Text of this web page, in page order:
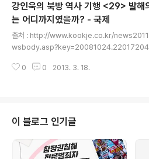
디지털뉴스부 inews@kookje.co.kr 2008-
0:21:14/ 본지 16면 연해주 북부 자볼로뜨노예
발굴된 고구려계통 석성. 사진 제공=O.V. 디야꼬
의 시베리아·극동을 통틀어서 인구 밀도가 제일
은 연해주이다. 하지만 대부분의 도시와 인구는
부에 집중되어 있다. 그 이유는 연해주의 한가..
강인욱의 북방 역사 기행 <29> 발해
는 어디까지였을까? - 국제
출처 : http://www.kookje.co.kr/
경계 해석 분분… 연해주 경내 기록에 없는 성터
08-10-23 20:41:16/ 본지 17면 이노켄티예프
서 바라본 우수리강. 발해 성지는 이 강을 따라서
확장됐다. 약 천 년 전에 극동의 한 부분을 차지하
멸망 이후 거의 잊혀진 나라가 되었다가 요즘 우
0 0 2013. 3. 18.
이 블로그 인기글